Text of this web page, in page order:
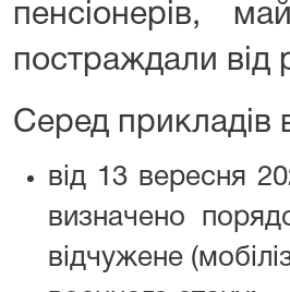
пенсіонерів,
постраждали від
Серед прикладів
від 13 вересня
визначено
відчужене